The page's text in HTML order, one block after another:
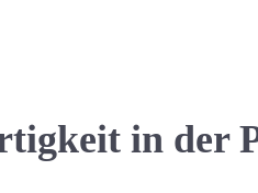
in der